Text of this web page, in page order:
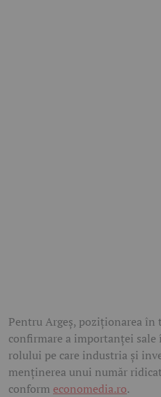
Pentru Argeș, poziționarea în
confirmare a importanței sale
rolului pe care industria și
menținerea unui număr
conform economedia.ro.